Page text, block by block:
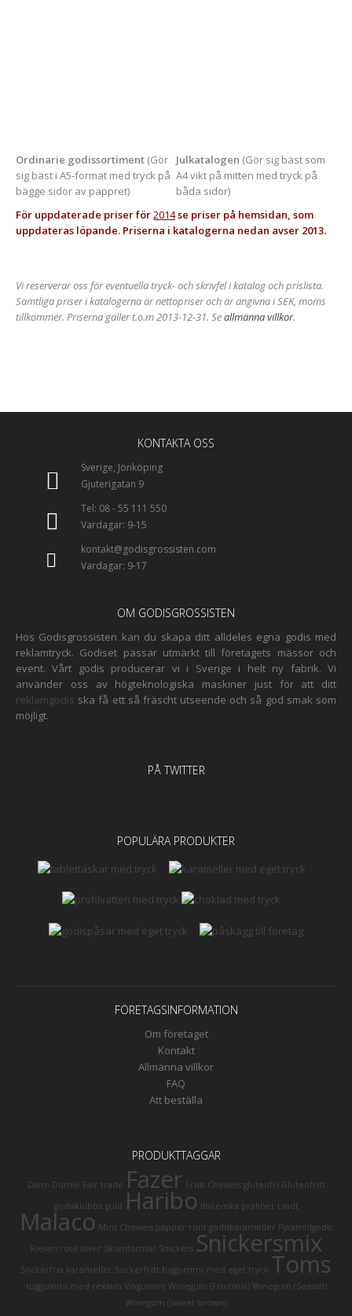
Ordinarie godissortiment (Gör
sig bäst i A5-format med tryck på
bägge sidor av pappret)
Julkatalogen (Gör sig bäst som
A4 vikt på mitten med tryck på
båda sidor)
För uppdaterade priser för2014se priser på hemsidan, som
uppdateras löpande. Priserna i katalogerna nedan avser 2013.
Vi reserverar oss för eventuella tryck- och skrivfel i katalog och prislista.
Samtliga priser i katalogerna är nettopriser och är angivna i SEK, moms
tillkommer. Priserna gäller t.o.m 2013-12-31. Seallmänna villkor.
KONTAKTA OSS
Sverige, Jönköping
Gjuterigatan 9
Tel: 08 - 55 111 550
Vardagar: 9-15
kontakt@godisgrossisten.com
Vardagar: 9-17
OM GODISGROSSISTEN
Hos Godisgrossisten kan du skapa ditt alldeles egna godis med
reklamtryck. Godiset passar utmärkt till företagets mässor och
event. Vårt godis producerar vi i Sverige i helt ny fabrik. Vi
använder oss av högteknologiska maskiner just för att ditt
reklamgodis ska få ett så fräscht utseende och så god smak som
möjligt.
PÅ TWITTER
POPULÄRA PRODUKTER
FÖRETAGSINFORMATION
Om företaget
Kontakt
Allmänna villkor
FAQ
Att beställa
PRODUKTTAGGAR
Daim Dumle Fair trade Fazer Fruit Cheweis glutenfri Glutenfritt
godisklubba guld Haribo Italienska praliner Lindt
Malaco Mint Cheweis papper runt godiskarameller Pyramidgodis
Riesen rosé silver Skumtomtar Snickers Snickersmix
Sockerfria karameller Sockerfritt tuggummi med eget tryck Toms
tuggummi med reklam Vingummi Winegum (Fruitmix) Winegum (Seasalt)
Winegum (Sweet brown)